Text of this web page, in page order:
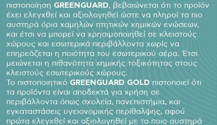
πιστοποίηση GREENGUARD, βεβαιώνεται ότι το προϊόν
έχει ελεγχθεί και αξιολογηθεί ώστε να πληροί τα πιο
αυστηρά όρια χαμηλών πτητικών χημικών ενώσεων,
και έτσι να μπορεί να χρησιμοποιηθεί σε κλειστούς
χώρους και εσωτερικά περιβάλλοντα χωρίς να
επηρεάζεται η ποιότητα του εσωτερικού αέρα. Έτσι
μειώνεται η πιθανότητα χημικής τοξικότητας στους
κλειστούς εσωτερικούς χώρους.
Το πιστοποιητικό GREENGUARD GOLD πιστοποιεί ότι
τα προϊόντα είναι αποδεκτά για χρήση σε
περιβάλλοντα όπως σχολεία, πανεπιστήμια, και
εγκαταστάσεις υγειονομικής περίθαλψης, αφού
πρώτα ελεγχθεί και αξιολογηθεί με τα ποιο αυστηρά